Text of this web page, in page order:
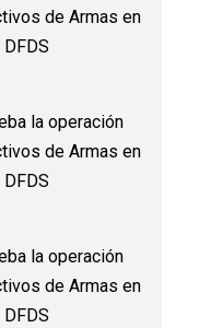
de Armas en
la operación
de Armas en
la operación
de Armas en